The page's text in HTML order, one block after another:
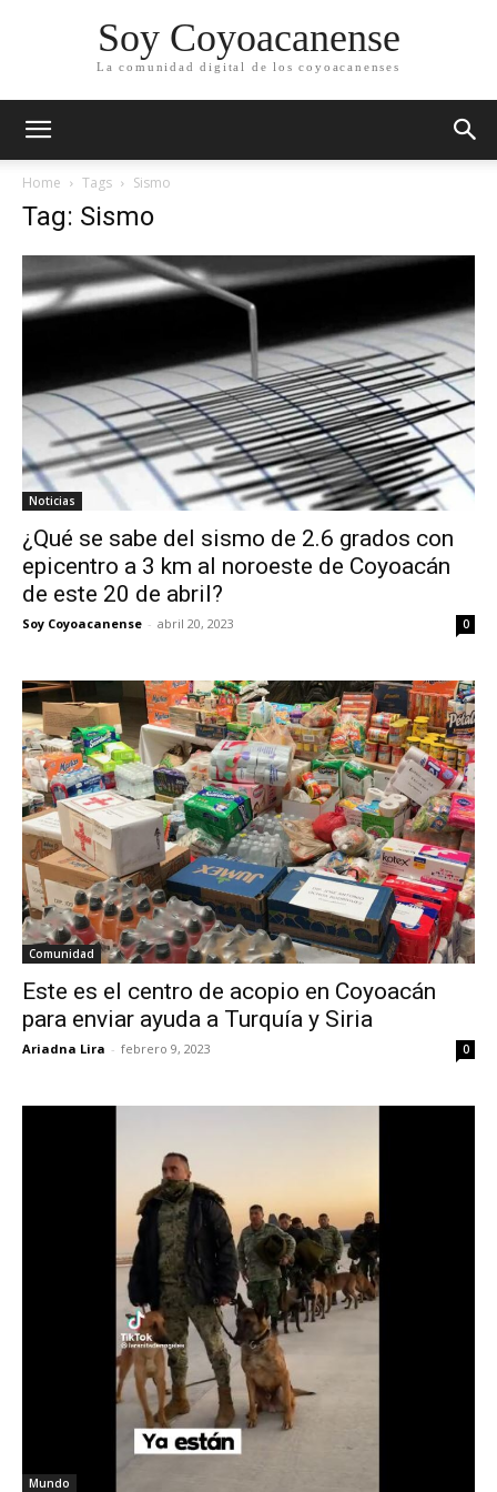
Soy Coyoacanense
La comunidad digital de los coyoacanenses
Home Tags Sismo
Tag: Sismo
Noticias
¿Qué se sabe del sismo de 2.6 grados con
epicentro a 3 km al noroeste de Coyoacán
de este 20 de abril?
Soy Coyoacanense - abril 20, 2023 0
Comunidad
Este es el centro de acopio en Coyoacán
para enviar ayuda a Turquía y Siria
Ariadna Lira - febrero 9, 2023 0
Mundo